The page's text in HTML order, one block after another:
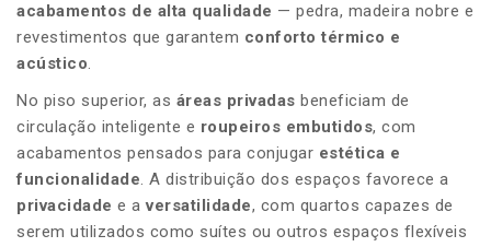
acabamentos de alta qualidade — pedra, madeira nobre e
revestimentos que garantem conforto térmico e
acústico.
No piso superior, as áreas privadas beneficiam de
circulação inteligente e roupeiros embutidos, com
acabamentos pensados para conjugar estética e
funcionalidade. A distribuição dos espaços favorece a
privacidade e aversatilidade, com quartos capazes de
serem utilizados como suítes ou outros espaços flexíveis